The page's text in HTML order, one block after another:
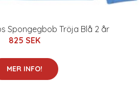
Spongegbob Tröja Blå 2 år
825 SEK
MER INFO!